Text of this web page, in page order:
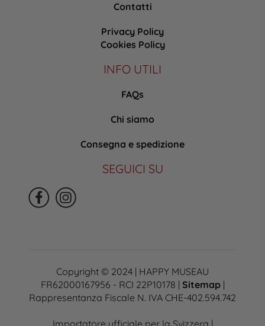
Contatti
Privacy Policy
Cookies Policy
INFO UTILI
FAQs
Chi siamo
Consegna e spedizione
SEGUICI SU
Copyright © 2024 | HAPPY MUSEAU
FR62000167956 - RCI 22P10178 | Sitemap|
Rappresentanza Fiscale N. IVA CHE-402.594.742